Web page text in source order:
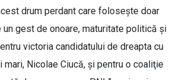
drum perdant care foloseşte doar
un gest de onoare, maturitate politică şi
victoria candidatului de dreapta cu
mari, Nicolae Ciucă, şi pentru o coaliţie